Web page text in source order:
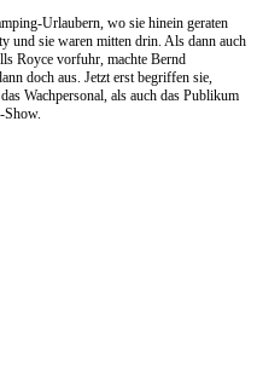
Urlaubern, wo sie hinein geraten
und sie waren mitten drin. Als dann auch
Royce vorfuhr, machte Bernd
doch aus. Jetzt erst begriffen sie,
Wachpersonal, als auch das Publikum
Show.